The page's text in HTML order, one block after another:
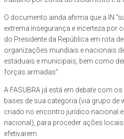
O documento ainda afirma que a IN
extrema insegurança e incerteza por
do Presidente da República em rota
organizações mundiais e nacionais
estaduais e municipais, bem como
forças armadas”.
A FASUBRA já está em debate com
bases de sua categoria (via grupo de
criado no encontro jurídico nacional
nacional), para proceder ações
efetivarem.